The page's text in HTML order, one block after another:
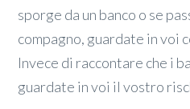
sporge da un banco o se
compagno, guardate in voi
Invece di raccontare che i
guardate in voi il vostro